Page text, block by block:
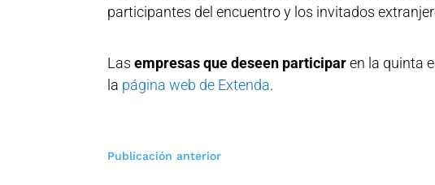
participantes del encuentro y los invitados
Las empresas que deseen participaren la quinta
la página web de Extenda.
Navegación
Publicación anterior